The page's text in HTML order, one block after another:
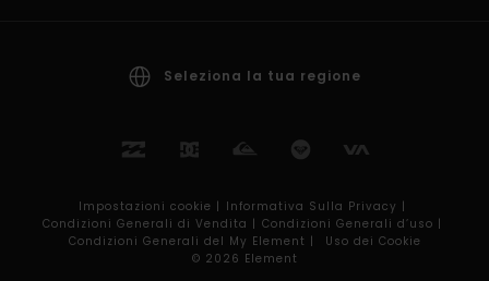
Seleziona la tua regione
Impostazioni cookie | Informativa Sulla Privacy |
Condizioni Generali di Vendita | Condizioni Generali d’uso |
Condizioni Generali del My Element |
Uso dei Cookie
© 2026 Element